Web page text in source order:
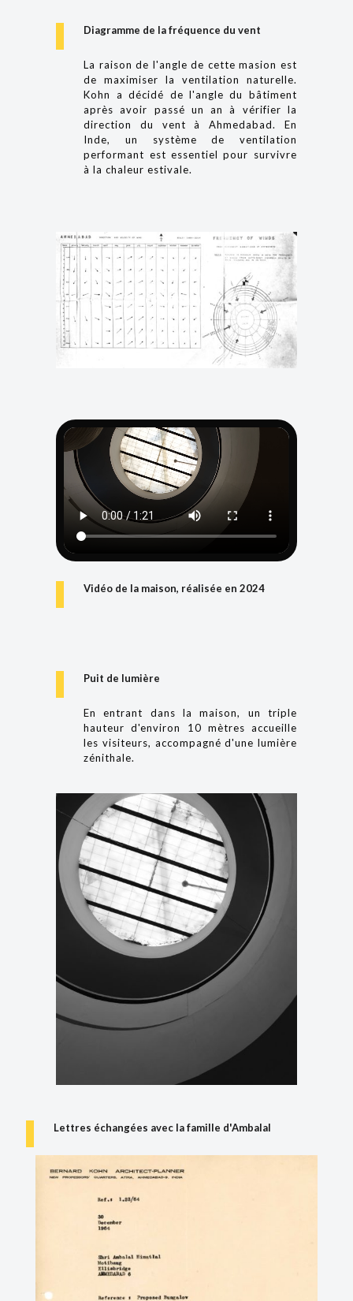
Diagramme de la fréquence du vent
La raison de l'angle de cette masion est
de maximiser la ventilation naturelle.
Kohn a décidé de l'angle du bâtiment
après avoir passé un an à vérifier la
direction du vent à Ahmedabad. En
Inde, un système de ventilation
performant est essentiel pour survivre
à la chaleur estivale.
Vidéo de la maison, réalisée en 2024
Puit de lumière
En entrant dans la maison, un triple
hauteur d'environ 10 mètres accueille
les visiteurs, accompagné d'une lumière
zénithale.
Lettres échangées avec la famille d'Ambalal